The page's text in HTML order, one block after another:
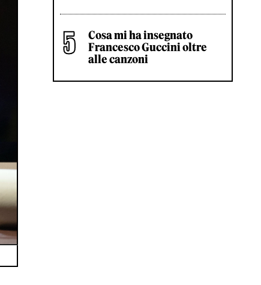
Cosa mi ha insegnato
Francesco Guccini oltre
alle canzoni